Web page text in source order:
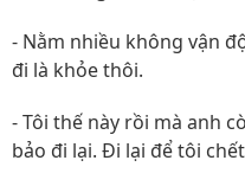
- Nằm nhiều không vận
đi là khỏe thôi.
- Tôi thế này rồi mà anh
bảo đi lại. Đi lại để tôi